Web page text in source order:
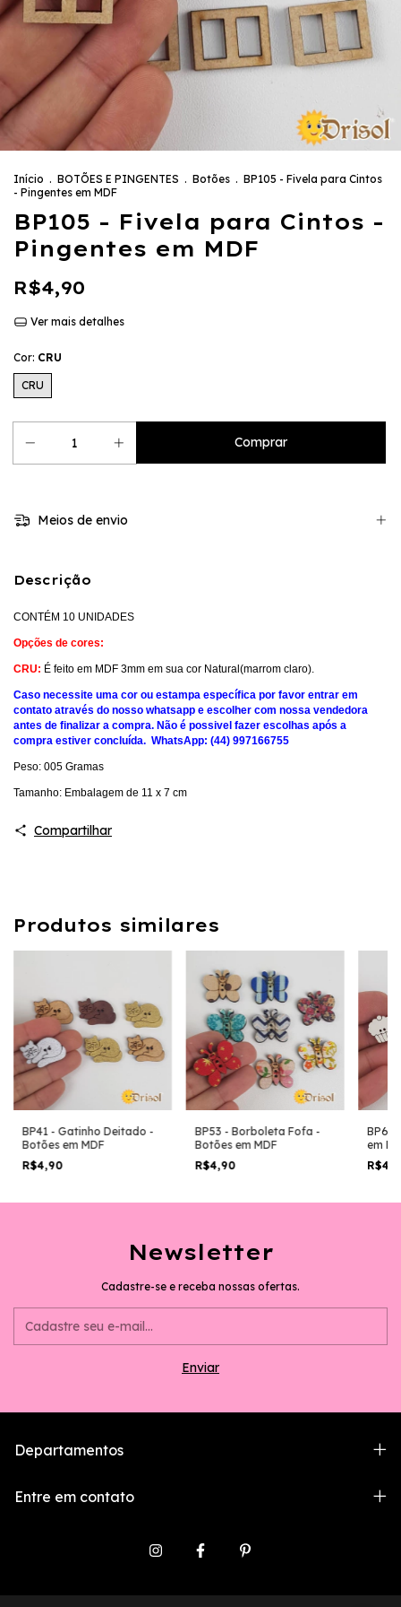
Início . BOTÕES E PINGENTES . Botões . BP105 - Fivela para Cintos
- Pingentes em MDF
BP105 - Fivela para Cintos -
Pingentes em MDF
R$4,90
Ver mais detalhes
Cor: CRU
CRU
Meios de envio
Descrição
CONTÉM 10 UNIDADES
Opções de cores:
CRU: É feito em MDF 3mm em sua cor Natural(marrom claro).
Caso necessite uma cor ou estampa específica por favor entrar em
contato através do nosso whatsapp e escolher com nossa vendedora
antes de finalizar a compra. Não é possivel fazer escolhas após a
compra estiver concluída. WhatsApp: (44) 997166755
Peso: 005 Gramas
Tamanho: Embalagem de 11 x 7 cm
Compartilhar
Produtos similares
BP41 - Gatinho Deitado -
Botões em MDF
R$4,90
BP53 - Borboleta Fofa -
Botões em MDF
R$4,90
BP60
em
Newsletter
Cadastre-se e receba nossas ofertas.
Departamentos
Entre em contato